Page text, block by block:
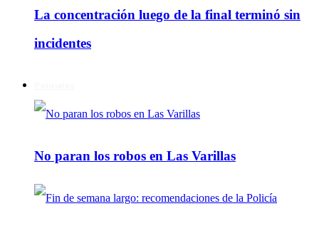
La concentración luego de la final terminó sin
incidentes
No paran los robos en Las Varillas